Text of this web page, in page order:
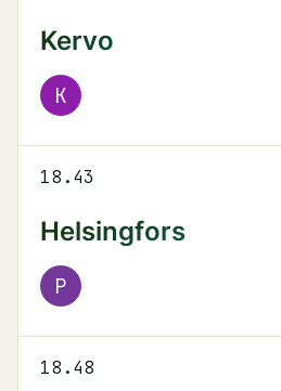
Kervo
K
18.43
Helsingfors
P
18.48